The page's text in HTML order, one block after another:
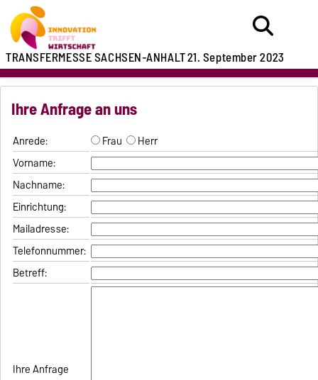
TRANSFERMESSE SACHSEN-ANHALT21. September 2023
Ihre Anfrage an uns
Anrede: Frau
Herr
Vorname:
Nachname:
Einrichtung:
Mailadresse:
Telefonnummer:
Betreff:
Ihre Anfrage